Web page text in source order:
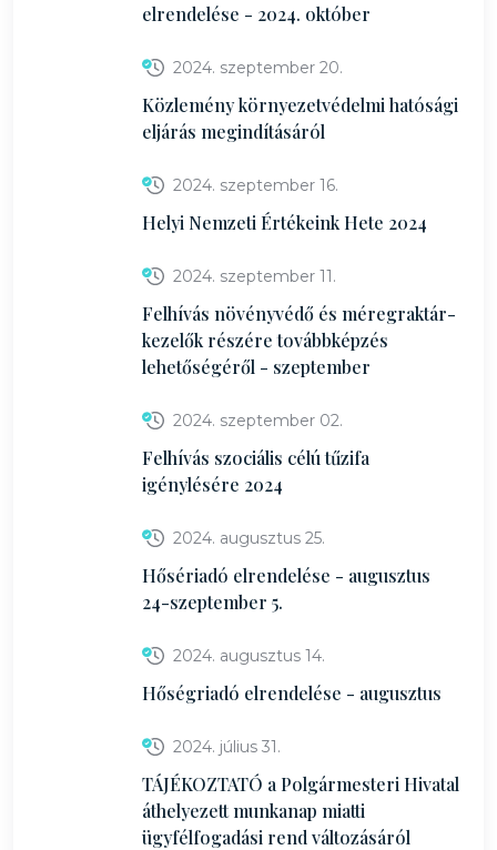
elrendelése - 2024. október
2024. szeptember 20.
Közlemény környezetvédelmi hatósági
eljárás megindításáról
2024. szeptember 16.
Helyi Nemzeti Értékeink Hete 2024
2024. szeptember 11.
Felhívás növényvédő és méregraktár-
kezelők részére továbbképzés
lehetőségéről - szeptember
2024. szeptember 02.
Felhívás szociális célú tűzifa
igénylésére 2024
2024. augusztus 25.
Hősériadó elrendelése - augusztus
24-szeptember 5.
2024. augusztus 14.
Hőségriadó elrendelése - augusztus
2024. július 31.
TÁJÉKOZTATÓ a Polgármesteri Hivatal
áthelyezett munkanap miatti
ügyfélfogadási rend változásáról